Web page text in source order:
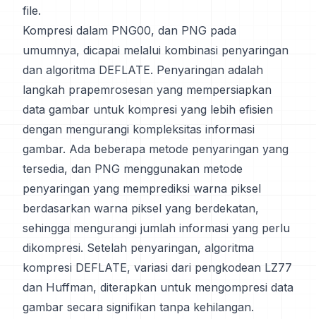
file.
Kompresi dalam PNG00, dan PNG pada
umumnya, dicapai melalui kombinasi penyaringan
dan algoritma DEFLATE. Penyaringan adalah
langkah prapemrosesan yang mempersiapkan
data gambar untuk kompresi yang lebih efisien
dengan mengurangi kompleksitas informasi
gambar. Ada beberapa metode penyaringan yang
tersedia, dan PNG menggunakan metode
penyaringan yang memprediksi warna piksel
berdasarkan warna piksel yang berdekatan,
sehingga mengurangi jumlah informasi yang perlu
dikompresi. Setelah penyaringan, algoritma
kompresi DEFLATE, variasi dari pengkodean LZ77
dan Huffman, diterapkan untuk mengompresi data
gambar secara signifikan tanpa kehilangan.